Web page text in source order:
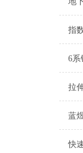
指
拉
蓝
快